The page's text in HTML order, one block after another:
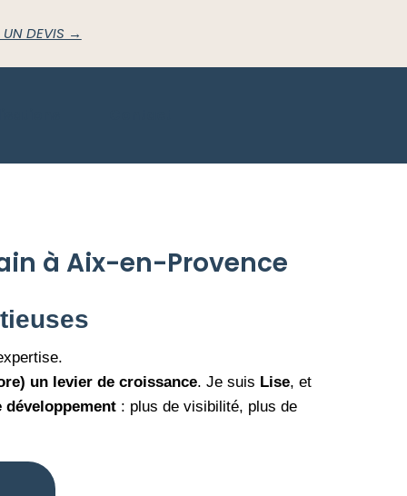
UN DEVIS →
à Aix-en-Provence
un levier de croissance. Je suis Lise, et
: plus de visibilité, plus de